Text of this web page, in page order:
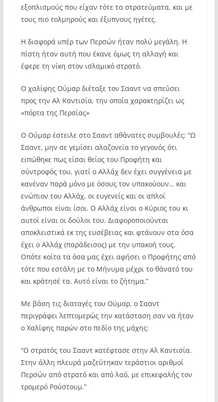
εξοπλισμούς που είχαν τότε τα στρατεύματα, και με
τους πιο τολμηρούς και έξυπνους ηγέτες.
Η διαφορά υπέρ των Περσών ήταν πολύ μεγάλη. Η
πίστη ήταν αυτή που έκανε όμως τη αλλαγή και
έφερε τη νίκη στον ισλαμικό στρατό.
Ο χαλίφης Ούμαρ διέταξε τον Σααντ να σπεύσει
προς την Αλ Καντισία, την οποία χαρακτηρίζει ως
«πόρτα της Περσίας»
Ο Ούμαρ έστειλε στο Σααντ αθάνατες συμβουλές: “Ω
Σααντ, μην σε γεμίσει αλαζονεία το γεγονός ότι
ειπώθηκε πως είσαι θείος του Προφήτη και
σύντροφός του, γιατί ο Αλλάχ δεν έχει συγγένεια με
κανέναν παρά μόνο με όσους τον υπακούουν… και
ενώπιον του Αλλάχ, οι ευγενείς και οι απλοί
άνθρωποι είναι ίσοι. Ο Αλλάχ είναι ο Κύριος του κι
αυτοί είναι οι δούλοι του. Διαφοροποιούνται
αποκλειστικά εκ της ευσέβειας και φτάνουν στα όσα
έχει ο Αλλάχ (παράδεισος) με την υπακοή τους.
Οπότε κοίτα τα όσα μας έχει αφήσει ο Προφήτης από
τότε που εστάλη με το Μήνυμα μέχρι το θάνατό του
και κράτησέ τα. Αυτό είναι το ζήτημα.”
Με βάση τις διαταγές του Ούμαρ, ο Σααντ
περιγράφει λεπτομερώς την κατάσταση σαν να ήταν
ο Χαλίφης παρών στο πεδίο της μάχης:
“Ο στρατός του Σααντ κατέφτασε στην Αλ Καντισία.
Στην άλλη πλευρά μαζεύτηκαν τεράστιοι αριθμοί
Περσών από στρατό και από λαό, με επικεφαλής τον
τρομερό Ρούστουμ.”